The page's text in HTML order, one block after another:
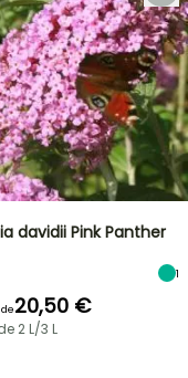
davidii Pink Panther
1
20,50 €
2 L/3 L